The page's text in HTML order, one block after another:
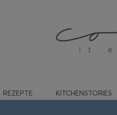
REZEPTE KITCHENSTORIES